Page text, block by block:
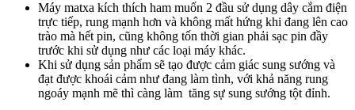
Máy matxa kích thích ham muốn 2 đầu sử dụng dây cắm điện
trực tiếp, rung mạnh hơn và không mất hứng khi đang lên cao
trào mà hết pin, cũng không tốn thời gian phải sạc pin đầy
trước khi sử dụng như các loại máy khác.
Khi sử dụng sản phẩm sẽ tạo được cảm giác sung sướng và
đạt được khoái cảm như đang làm tình, với khả năng rung
ngoáy mạnh mẽ thì càng làm tăng sự sung sướng tột đỉnh.